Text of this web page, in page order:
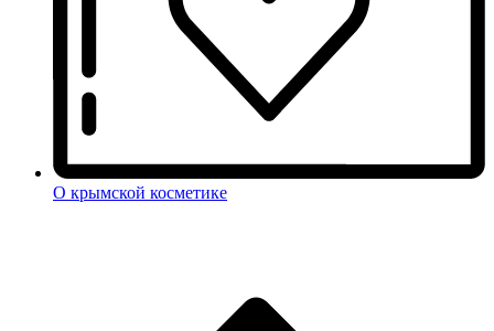
О крымской косметике